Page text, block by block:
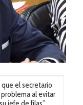
el secretario
problema al evitar